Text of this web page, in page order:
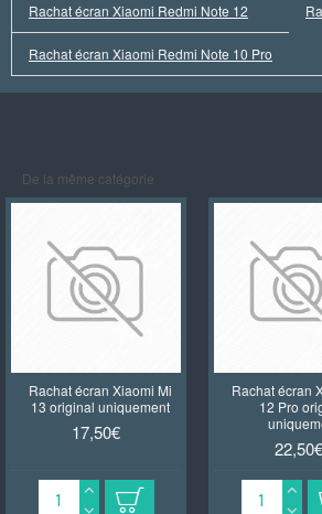
Rachat écran Xiaomi Redmi Note 12
Rachat écran Xiaomi Redmi Note 10 Pro
De la même catégorie
Rachat écran Xiaomi Mi
13 original uniquement
17,50€
Rachat écran
12 Pro
22,50€